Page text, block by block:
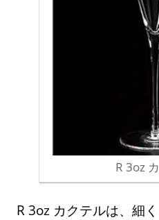
R 3oz
R 3oz カクテルは、細